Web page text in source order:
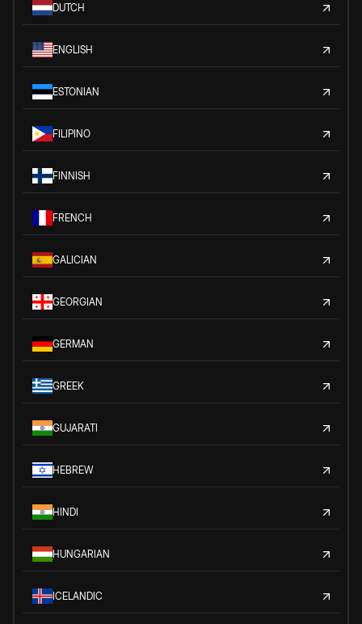
DUTCH
ENGLISH
ESTONIAN
FILIPINO
FINNISH
FRENCH
GALICIAN
GEORGIAN
GERMAN
GREEK
GUJARATI
HEBREW
HINDI
HUNGARIAN
ICELANDIC